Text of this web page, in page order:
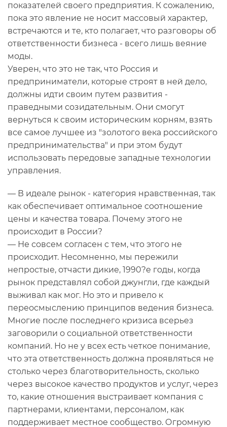
показателей своего предприятия. К сожалению,
пока это явление не носит массовый характер,
встречаются и те, кто полагает, что разговоры об
ответственности бизнеса - всего лишь веяние
моды.
Уверен, что это не так, что Россия и
предприниматели, которые строят в ней дело,
должны идти своим путем развития -
праведными созидательным. Они смогут
вернуться к своим историческим корням, взять
все самое лучшее из "золотого века российского
предпринимательства" и при этом будут
использовать передовые западные технологии
управления.
— В идеале рынок - категория нравственная, так
как обеспечивает оптимальное соотношение
цены и качества товара. Почему этого не
происходит в России?
— Не совсем согласен с тем, что этого не
происходит. Несомненно, мы пережили
непростые, отчасти дикие, 1990?е годы, когда
рынок представлял собой джунгли, где каждый
выживал как мог. Но это и привело к
переосмыслению принципов ведения бизнеса.
Многие после последнего кризиса всерьез
заговорили о социальной ответственности
компаний. Но не у всех есть четкое понимание,
что эта ответственность должна проявляться не
столько через благотворительность, сколько
через высокое качество продуктов и услуг, через
то, какие отношения выстраивает компания с
партнерами, клиентами, персоналом, как
поддерживает местное сообщество. Огромную